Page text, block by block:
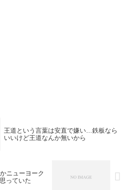
王道という言葉は安直で嫌い…鉄板なら
いいけど王道なんか無いから
ニューヨーク
っていた